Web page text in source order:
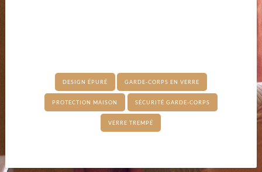
DESIGN ÉPURÉ GARDE-CORPS EN VERRE
PROTECTION MAISON SÉCURITÉ GARDE-CORPS
VERRE TREMPÉ